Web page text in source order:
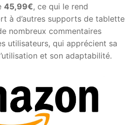
45,99€, ce qui le rend
à d’autres supports de tablette
nombreux commentaires
utilisateurs, qui apprécient sa
et son adaptabilité.